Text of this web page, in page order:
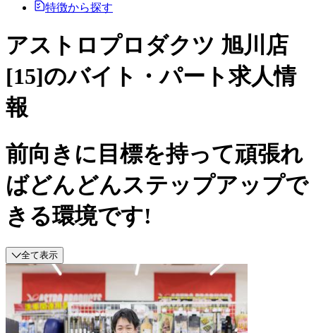
特徴から探す
アストロプロダクツ 旭川店
[15]のバイト・パート求人情
報
前向きに目標を持って頑張れ
ばどんどんステップアップで
きる環境です!
全て表示